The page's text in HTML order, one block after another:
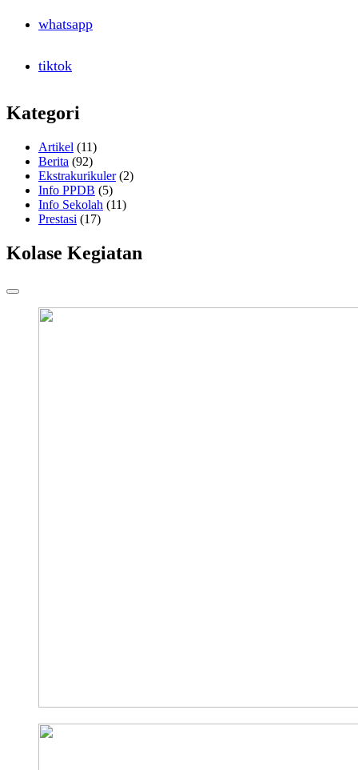
whatsapp
tiktok
Kategori
Artikel (11)
Berita (92)
Ekstrakurikuler(2)
Info PPDB (5)
Info Sekolah (11)
Prestasi (17)
Kolase Kegiatan